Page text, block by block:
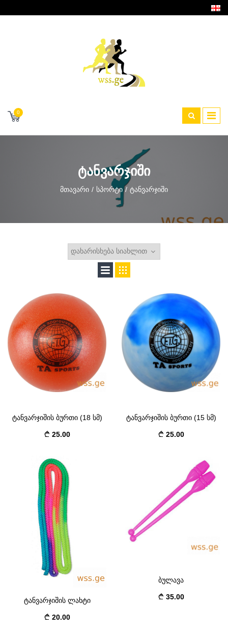
0
ᲢᲐᲜᲕᲐᲠᲯᲘᲨᲘ
Მთავარი Სპორტი Ტანვარჯიში
ტანვარჯიშის ბურთი (18 სმ)
25.00
ტანვარჯიშის ბურთი (15 სმ)
25.00
ტანვარჯიშის ლახტი
20.00
ბულავა
35.00